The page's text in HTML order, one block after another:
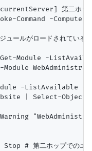
第二ホッ
Command -
ルがロードされている
Module -
-ListAvailable -
| Select-Object
"WebAdministration
# 第二ホップでのエラ